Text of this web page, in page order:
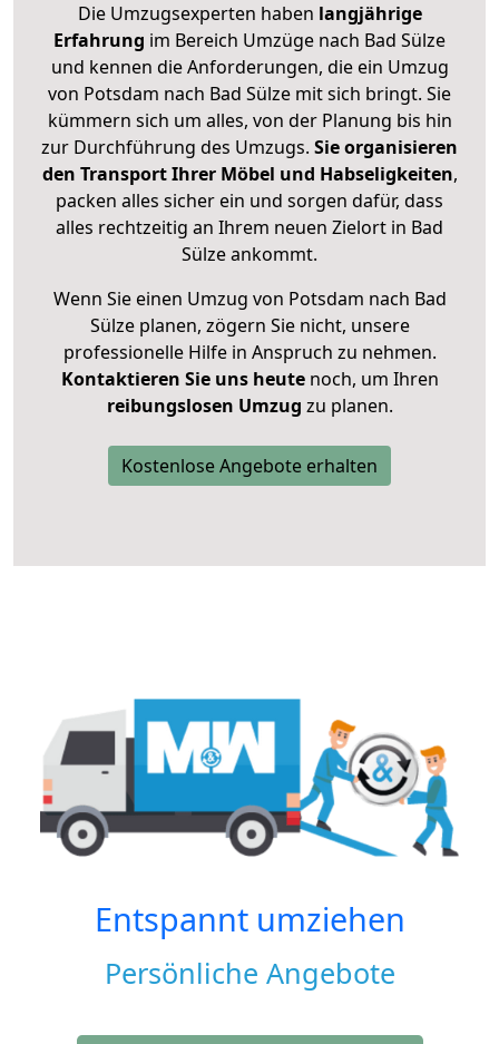
Die Umzugsexperten haben langjährige
Erfahrung im Bereich Umzüge nach Bad Sülze
und kennen die Anforderungen, die ein Umzug
von Potsdam nach Bad Sülze mit sich bringt. Sie
kümmern sich um alles, von der Planung bis hin
zur Durchführung des Umzugs. Sie organisieren
den Transport Ihrer Möbel und Habseligkeiten,
packen alles sicher ein und sorgen dafür, dass
alles rechtzeitig an Ihrem neuen Zielort in Bad
Sülze ankommt.
Wenn Sie einen Umzug von Potsdam nach Bad
Sülze planen, zögern Sie nicht, unsere
professionelle Hilfe in Anspruch zu nehmen.
Kontaktieren Sie uns heutenoch, um Ihren
reibungslosen Umzug zu planen.
Kostenlose Angebote erhalten
Entspannt umziehen
Persönliche Angebote